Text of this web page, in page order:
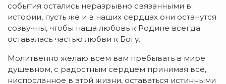
события остались неразрывно связанными в
истории, пусть же и в наших сердцах они останутся
созвучны, чтобы наша любовь к Родине всегда
оставалась частью любви к Богу.
Молитвенно желаю всем вам пребывать в мире
душевном, с радостным сердцем принимая все,
ниспосланное в этой жизни, оставаться истинными